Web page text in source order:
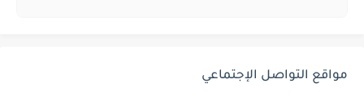
مواقع التواصل الإجتماعي